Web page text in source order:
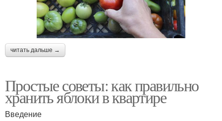
читать дальше →
Простые советы: как правильно
хранить яблоки в квартире
Введение